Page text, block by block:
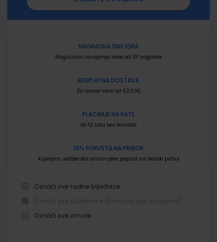
NAGRADNA SMS IGRA
Mogućnost osvajanja neke od 101 nagrade
BESPLATNA DOSTAVA
Za iznose veće od 62,50€
PLAĆANJE NA RATE
do 12 rata bez kamata
10% POPUSTA NA PRIBOR
Kupnjom udžbenika ostvarujete popust na školski pribor
Označi sve radne bilježnice
Označi sve omote